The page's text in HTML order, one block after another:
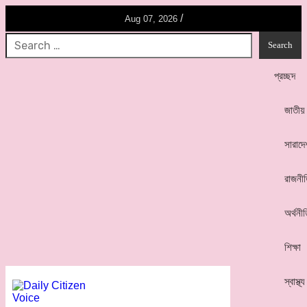
Aug 07, 2026 /
প্রচ্ছদ
জাতীয়
শিক্ষা
স্বাস্থ্য